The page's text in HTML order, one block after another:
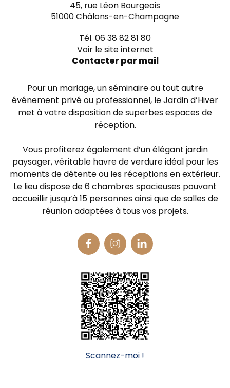
45, rue Léon Bourgeois
51000 Châlons-en-Champagne
Tél. 06 38 82 81 80
Voir le site internet
Contacter par mail
Scannez-moi !
Pour un mariage, un séminaire ou tout autre
événement privé ou professionnel, le Jardin d’Hiver
met à votre disposition de superbes espaces de
réception.
Vous profiterez également d’un élégant jardin
paysager, véritable havre de verdure idéal pour les
moments de détente ou les réceptions en extérieur.
Le lieu dispose de 6 chambres spacieuses pouvant
accueillir jusqu’à 15 personnes ainsi que de salles de
réunion adaptées à tous vos projets.